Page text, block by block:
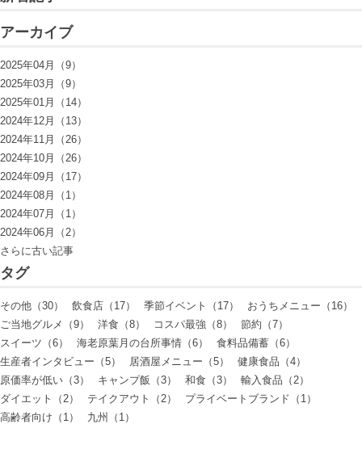
アーカイブ
2025年04月（9）
2025年03月（9）
2025年01月（14）
2024年12月（13）
2024年11月（26）
2024年10月（26）
2024年09月（17）
2024年08月（1）
2024年07月（1）
2024年06月（2）
さらに古い記事
タグ
その他（30） 飲食店（17） 季節イベント（17）
おうちメニュー（16）
ご当地グルメ（9）
洋食（8） コスパ最強（8）
節約（7）
スイーツ（6）
海老原葉月の台所事情（6）
食料品備蓄（6）
生産者インタビュー（5）
居酒屋メニュー（5）
健康食品（4）
原価率が低い（3）
キャンプ飯（3） 和食（3）
輸入食品（2）
ダイエット（2）
テイクアウト（2）
プライベートブランド（1）
高齢者向け（1）
九州（1）